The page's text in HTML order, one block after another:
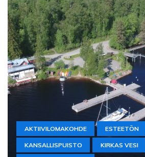
AKTIIVILOMAKOHDE ESTEETÖN
KANSALLISPUISTO KIRKAS VESI